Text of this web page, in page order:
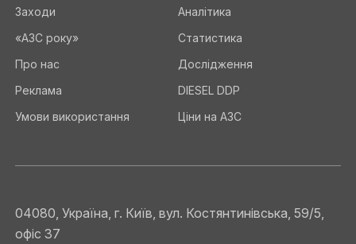
Заходи
«АЗС року»
Про нас
Реклама
Умови використання
Аналітика
Статистика
Дослідження
DIESEL DDP
Ціни на АЗС
04080, Україна, г. Київ, вул. Костянтинівська, 59/5,
офіс 37